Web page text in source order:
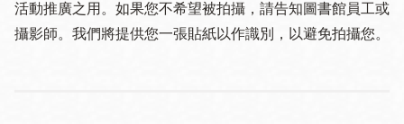
活動推廣之用。如果您不希望被拍攝，請告知圖書館員工或
攝影師。我們將提供您一張貼紙以作識別，以避免拍攝您。